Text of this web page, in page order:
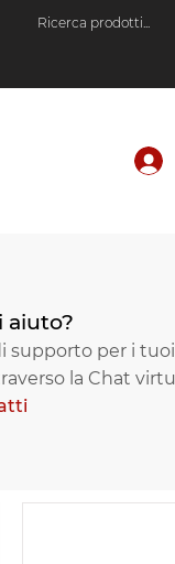
aiuto?
supporto per i
la Chat